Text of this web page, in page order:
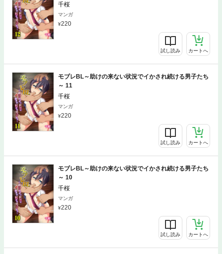
千桜
マンガ
220
試し読み カートへ
モブレBL～助けの来ない状況でイかされ続ける男子たち
～ 11
千桜
マンガ
220
試し読み カートへ
モブレBL～助けの来ない状況でイかされ続ける男子たち
～ 10
千桜
マンガ
220
試し読み カートへ